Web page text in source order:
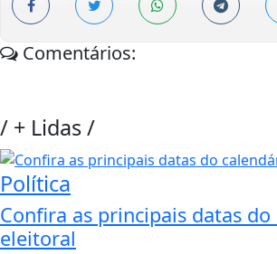
Comentários:
/ + Lidas/
Política
Confira as principais datas
eleitoral